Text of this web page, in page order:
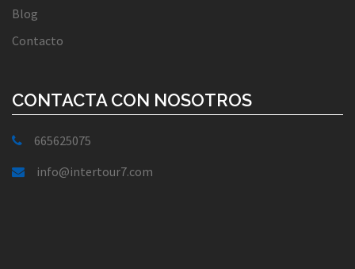
Blog
Contacto
CONTACTA CON NOSOTROS
665625075
info@intertour7.com